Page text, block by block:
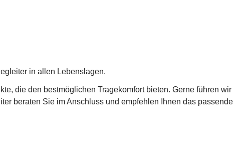
in allen Lebenslagen.
die den bestmöglichen Tragekomfort bieten. Gerne führen wir
beraten Sie im Anschluss und empfehlen Ihnen das passende